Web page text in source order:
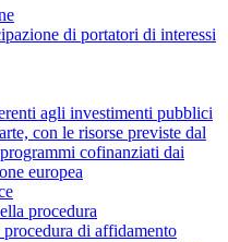
di portatori di interessi
agli investimenti pubblici
con le risorse previste dal
cofinanziati dai
europea
procedura
di affidamento